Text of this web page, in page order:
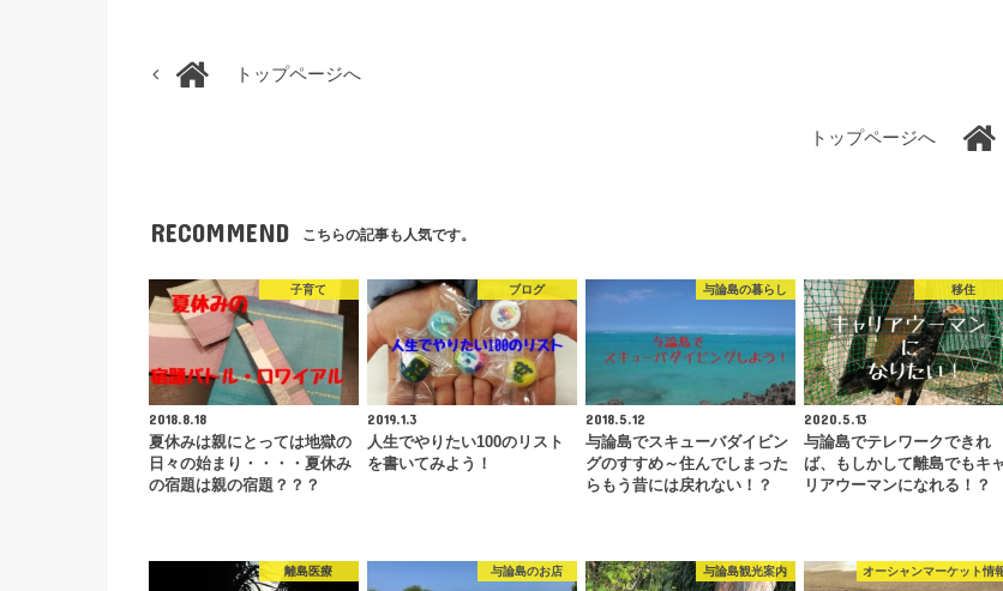
トップページへ
トップページへ
RECOMMEND こちらの記事も人気です。
子育て
2018.8.18
夏休みは親にとっては地獄の
日々の始まり・・・・夏休み
の宿題は親の宿題？？？
ブログ
2019.1.3
人生でやりたい100のリスト
を書いてみよう！
与論島の暮らし
2018.5.12
与論島でスキューバダイビン
グのすすめ～住んでしまった
らもう昔には戻れない！？
移住
2020.5.13
与論島でテレワークできれ
ば、もしかして離島でもキ
リアウーマンになれる！？
離島医療 与論島のお店 与論島観光案内 オーシャンマーケット情